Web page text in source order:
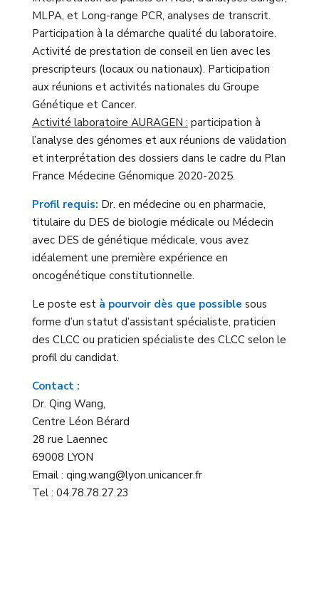
MLPA, et Long-range PCR, analyses de transcrit.
Participation à la démarche qualité du laboratoire.
Activité de prestation de conseil en lien avec les
prescripteurs (locaux ou nationaux). Participation
aux réunions et activités nationales du Groupe
Génétique et Cancer.
Activité laboratoire AURAGEN : participation à
l’analyse des génomes et aux réunions de validation
et interprétation des dossiers dans le cadre du Plan
France Médecine Génomique 2020-2025.
Profil requis: Dr. en médecine ou en pharmacie,
titulaire du DES de biologie médicale ou Médecin
avec DES de génétique médicale, vous avez
idéalement une première expérience en
oncogénétique constitutionnelle.
Le poste est à pourvoir dès que possible sous
forme d’un statut d’assistant spécialiste, praticien
des CLCC ou praticien spécialiste des CLCC selon le
profil du candidat.
Contact :
Dr. Qing Wang,
Centre Léon Bérard
28 rue Laennec
69008 LYON
Email : qing.wang@lyon.unicancer.fr
Tel : 04.78.78.27.23